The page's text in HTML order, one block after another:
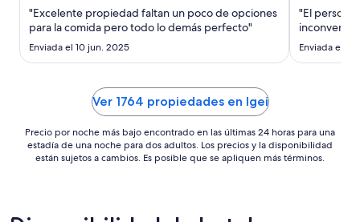
por
noche
de
"Excelente propiedad faltan un poco de opciones
para la comida pero todo lo demás perfecto"
Enviada el 10 jun. 2025
"El
Enviada el
Ver 1764 propiedades en Igei
Precio por noche más bajo encontrado en las últimas 24 horas para una
estadía de una noche para dos adultos. Los precios y la disponibilidad
están sujetos a cambios. Es posible que se apliquen más términos.